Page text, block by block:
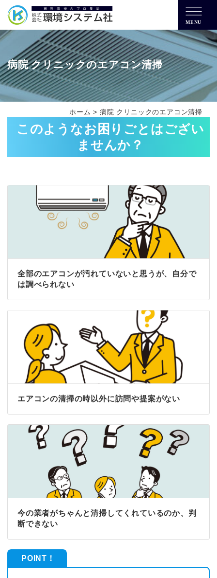
MENU
病院 クリニックのエアコン清掃
ホーム > 病院 クリニックのエアコン清掃
このようなお困りごとはござい
ませんか？
全部のエアコンが汚れていないと思うが、自分で
は調べられない
エアコンの清掃の時以外に訪問や提案がない
今の業者がちゃんと清掃してくれているのか、判
断できない
POINT！